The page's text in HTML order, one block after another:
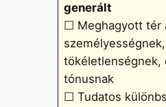
generált
☐ Meghagyott tér
személyességnek,
tökéletlenségnek,
tónusnak
☐ Tudatos